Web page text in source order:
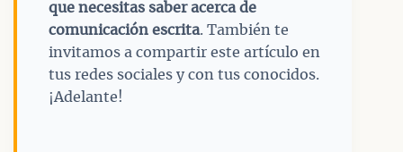
que necesitas saber acerca de
comunicación escrita. También te
invitamos a compartir este artículo en
tus redes sociales y con tus conocidos.
¡Adelante!